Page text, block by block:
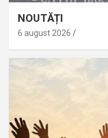
NOUTĂȚI
6 august 2026